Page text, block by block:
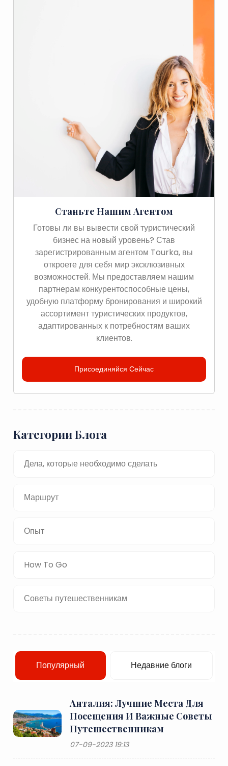
Станьте Нашим Агентом
Готовы ли вы вывести свой туристический
бизнес на новый уровень? Став
зарегистрированным агентом Tourka, вы
откроете для себя мир эксклюзивных
возможностей. Мы предоставляем нашим
партнерам конкурентоспособные цены,
удобную платформу бронирования и широкий
ассортимент туристических продуктов,
адаптированных к потребностям ваших
клиентов.
Присоединяйся Сейчас
Категории Блога
Дела, которые необходимо сделать
Маршрут
Опыт
How To Go
Советы путешественникам
Популярный Недавние блоги
Анталия: Лучшие Места Для
Посещения И Важные Советы
Путешественникам
07-09-2023 19:13